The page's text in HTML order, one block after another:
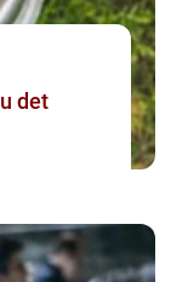
det